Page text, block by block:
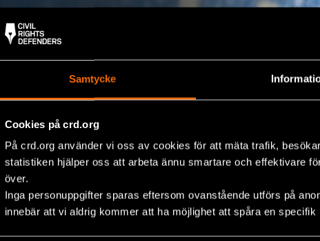
Samtycke
Cookies på crd.org
På crd.org använder vi oss av cookies för att mäta trafik,
statistiken hjälper oss att arbeta ännu smartare och effektivare
över.
Inga personuppgifter sparas eftersom ovanstående utförs på
innebär att vi aldrig kommer att ha möjlighet att spåra en